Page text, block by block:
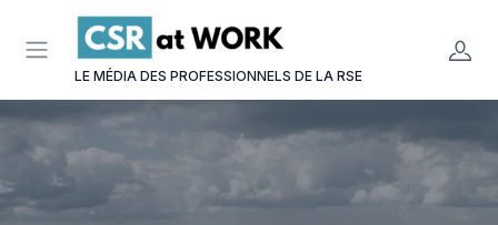
LE MÉDIA DES PROFESSIONNELS DE LA RSE
Panneau de gestion des cookies